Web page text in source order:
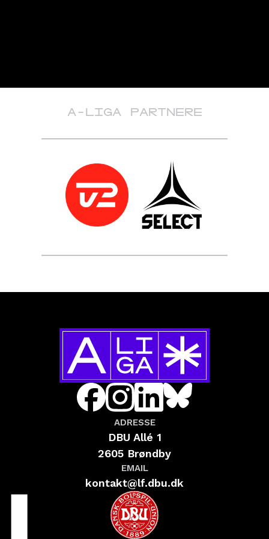
A-LIGA PARTNERE
ADRESSE
DBU Allé 1
2605 Brøndby
EMAIL
kontakt@lf.dbu.dk